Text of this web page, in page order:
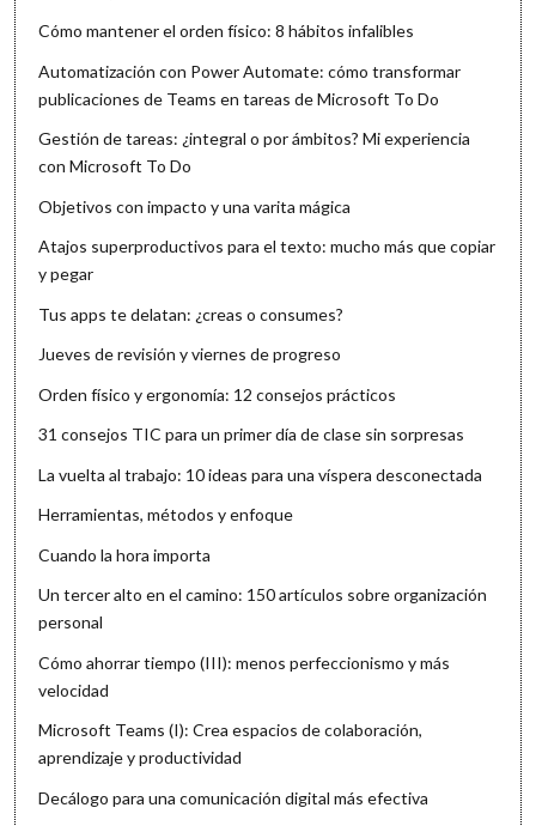
Cómo mantener el orden físico: 8 hábitos infalibles
Automatización con Power Automate: cómo transformar
publicaciones de Teams en tareas de Microsoft To Do
Gestión de tareas: ¿integral o por ámbitos? Mi experiencia
con Microsoft To Do
Objetivos con impacto y una varita mágica
Atajos superproductivos para el texto: mucho más que copiar
y pegar
Tus apps te delatan: ¿creas o consumes?
Jueves de revisión y viernes de progreso
Orden físico y ergonomía: 12 consejos prácticos
31 consejos TIC para un primer día de clase sin sorpresas
La vuelta al trabajo: 10 ideas para una víspera desconectada
Herramientas, métodos y enfoque
Cuando la hora importa
Un tercer alto en el camino: 150 artículos sobre organización
personal
Cómo ahorrar tiempo (III): menos perfeccionismo y más
velocidad
Microsoft Teams (I): Crea espacios de colaboración,
aprendizaje y productividad
Decálogo para una comunicación digital más efectiva